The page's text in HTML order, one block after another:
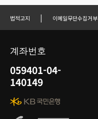
법적고지 | 이메일무단수집거부
계좌번호
059401-04-
140149